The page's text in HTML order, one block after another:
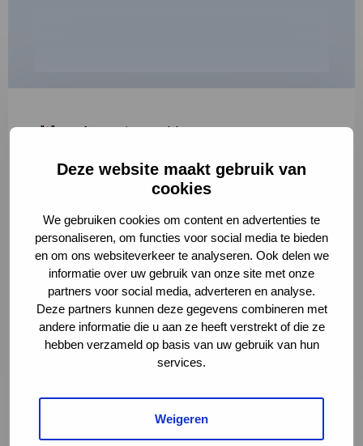
Deze website maakt gebruik van
cookies
We gebruiken cookies om content en advertenties te
personaliseren, om functies voor social media te bieden
en om ons websiteverkeer te analyseren. Ook delen we
informatie over uw gebruik van onze site met onze
partners voor social media, adverteren en analyse.
Deze partners kunnen deze gegevens combineren met
andere informatie die u aan ze heeft verstrekt of die ze
hebben verzameld op basis van uw gebruik van hun
services.
Weigeren
"*" geeft vereiste velden aan
2
Volledige omschrijving*